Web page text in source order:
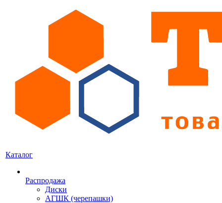
Каталог
Распродажа
Диски
АГШК (черепашки)